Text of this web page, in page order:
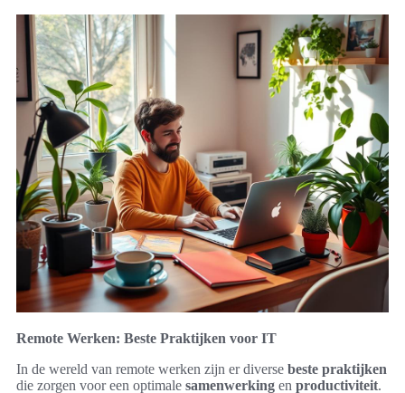
Remote Werken: Beste Praktijken voor IT
In de wereld van remote werken zijn er diverse beste praktijken
die zorgen voor een optimale samenwerking en productiviteit.